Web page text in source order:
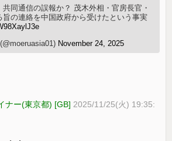
共同通信の誤報か？ 茂木外相・官房長官・
旨の連絡を中国政府から受けたという事実
November 24, 2025
ナー(東京都) [GB] 2025/11/25(火) 19:35: